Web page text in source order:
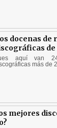
docenas de
de
aquí van 24
más de
mejores